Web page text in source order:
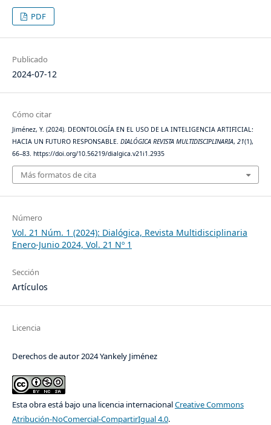
PDF
Publicado
2024-07-12
Cómo citar
Jiménez, Y. (2024). DEONTOLOGÍA EN EL USO DE LA INTELIGENCIA ARTIFICIAL:
HACIA UN FUTURO RESPONSABLE. DIALÓGICA REVISTA MULTIDISCIPLINARIA, 21(1),
66–83. https://doi.org/10.56219/dialgica.v21i1.2935
Más formatos de cita
Número
Vol. 21 Núm. 1 (2024): Dialógica, Revista Multidisciplinaria
Enero-Junio 2024, Vol. 21 Nº 1
Sección
Artículos
Licencia
Derechos de autor 2024 Yankely Jiménez
Esta obra está bajo una licencia internacionalCreative Commons
Atribución-NoComercial-CompartirIgual 4.0.